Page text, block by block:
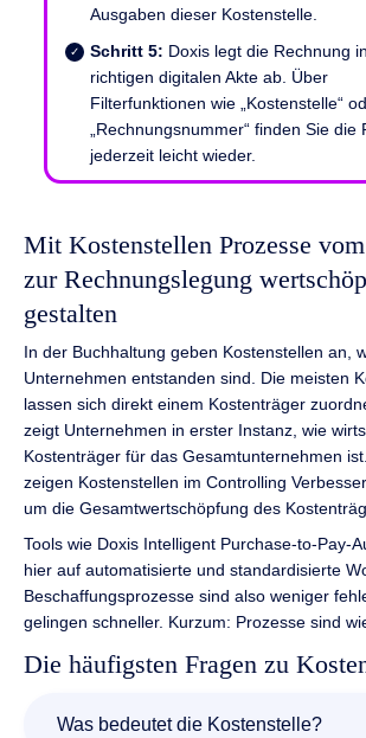
Ausgaben dieser Kostenstelle.
Schritt 5: Doxis legt die Rechnung
richtigen digitalen Akte ab. Über
Filterfunktionen wie „Kostenstelle“
„Rechnungsnummer“ finden Sie die
jederzeit leicht wieder.
Mit Kostenstellen Prozesse
zur Rechnungslegung
gestalten
In der Buchhaltung geben Kostenstellen an,
Unternehmen entstanden sind. Die meisten
lassen sich direkt einem Kostenträger
zeigt Unternehmen in erster Instanz, wie
Kostenträger für das Gesamtunternehmen
zeigen Kostenstellen im Controlling
um die Gesamtwertschöpfung des
Tools wie Doxis Intelligent Purchase-to-Pay-
hier auf automatisierte und standardisierte
Beschaffungsprozesse sind also weniger
gelingen schneller. Kurzum: Prozesse sind
Die häufigsten Fragen zu
Was bedeutet die Kostenstelle?